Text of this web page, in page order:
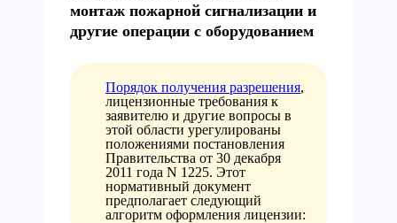
монтаж пожарной сигнализации и
другие операции с оборудованием
Порядок получения разрешения,
лицензионные требования к
заявителю и другие вопросы в
этой области урегулированы
положениями постановления
Правительства от 30 декабря
2011 года N 1225. Этот
нормативный документ
предполагает следующий
алгоритм оформления лицензии: